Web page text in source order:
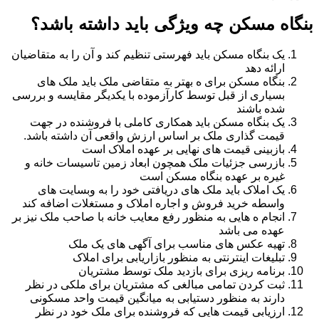
بنگاه مسکن چه ویژگی باید داشته باشد؟
یک بنگاه مسکن باید فهرستی تنظیم کند و آن را به متقاضیان
ارائه دهد
بنگاه مسکن برای ه بهتر به متقاضی ملک باید ملک های
بسیاری از قبل توسط کارآزموده با یکدیگر مقایسه و بررسی
شده باشند
یک بنگاه مسکن باید همکاری کاملی با فروشنده در جهت
قیمت گذاری ملک بر اساس ارزش واقعی آن داشته باشد.
بازبینی قیمت های نهایی بر عهده املاک است
بازرسی جزئیات ملک همچون ابعاد زمین تاسیسات خانه و
غیره بر عهده بنگاه مسکن است
یک املاک باید ملک های دریافتی خود را به وبسایت های
واسطه خرید فروش و اجاره املاک و مستغلات اضافه کند
انجام ه هایی به منظور رفع معایب خانه با صاحب ملک نیز بر
عهده می باشد
تهیه عکس های مناسب برای آگهی های یک ملک
تبلیغات اینترنتی به منظور بازاریابی برای املاک
برنامه ریزی برای بازدید ملک توسط مشتریان
ثبت کردن تمامی مبالغی که مشتریان برای ملکی در نظر
دارند به منظور دستیابی به میانگین قیمت واحد مسکونی
ارزیابی قیمت هایی که فروشنده برای ملک خود در نظر